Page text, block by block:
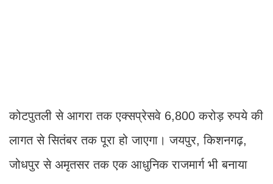
कोटपुतली से आगरा तक एक्सप्रेसवे 6,800 करोड़ रुपये की
लागत से सितंबर तक पूरा हो जाएगा। जयपुर, किशनगढ़,
जोधपुर से अमृतसर तक एक आधुनिक राजमार्ग भी बनाया